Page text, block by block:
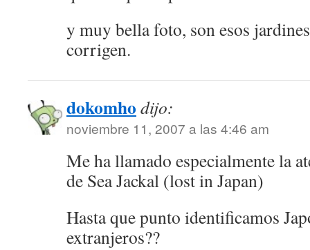
y muy bella foto, son esos
corrigen.
dokomho dijo:
noviembre 11, 2007 a las 4:46 am
Me ha llamado especialmente la
de Sea Jackal (lost in Japan)
Hasta que punto identificamos
extranjeros??